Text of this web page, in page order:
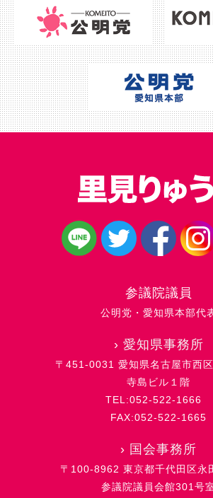
参議院議員
公明党・愛知県本部代
› 愛知県事務所
〒451-0031 愛知県名古屋市西
寺島ビル１階
TEL:052-522-1666
FAX:052-522-1665
› 国会事務所
〒100-8962 東京都千代田区永
参議院議員会館301号